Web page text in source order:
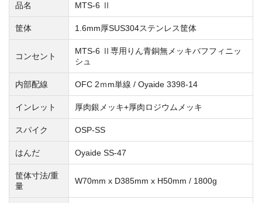
品名 MTS-6 Ⅱ
筐体 1.6mm厚SUS304ステンレス筐体
コンセント
MTS-6 Ⅱ専用りん青銅無メッキバフフィニッ
シュ
内部配線 OFC 2ｍm単線 / Oyaide 3398-14
インレット 厚肉銀メッキ+厚肉ロジウムメッキ
スパイク OSP-SS
はんだ Oyaide SS-47
筐体寸法/重
量
W70mm x D385mm x H50mm / 1800g